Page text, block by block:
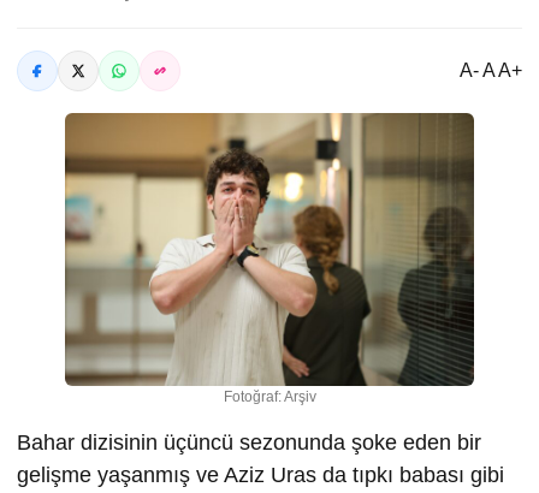
A- A A+
Fotoğraf: Arşiv
Bahar dizisinin üçüncü sezonunda şoke eden bir
gelişme yaşanmış ve Aziz Uras da tıpkı babası gibi